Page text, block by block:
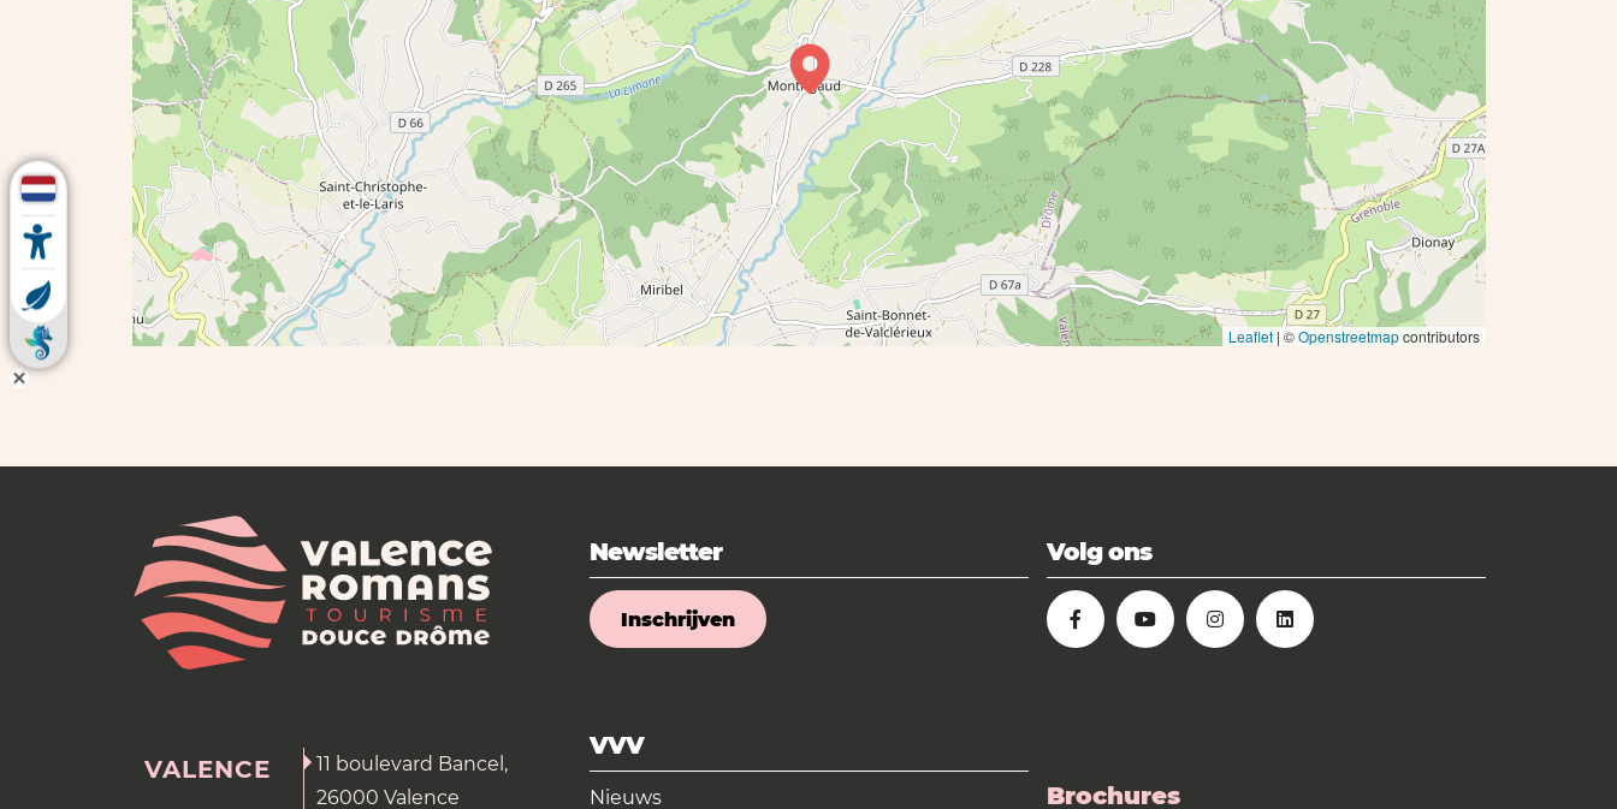
Leaflet| ©Openstreetmapcontributors
Newsletter
Inschrijven
Volg ons
VALENCE
11 boulevard Bancel,
26000 Valence
VVV
Nieuws Brochures